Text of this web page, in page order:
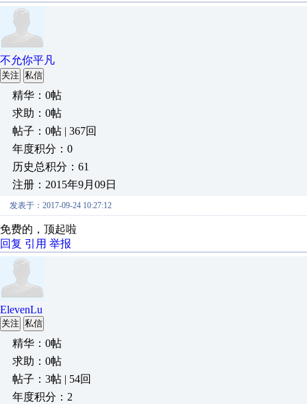
不允你平凡
关注 私信
精华：0帖
求助：0帖
帖子：0帖 | 367回
年度积分：0
历史总积分：61
注册：2015年9月09日
发表于：2017-09-24 10:27:12
免费的，顶起啦
回复 引用 举报
ElevenLu
关注 私信
精华：0帖
求助：0帖
帖子：3帖 | 54回
年度积分：2